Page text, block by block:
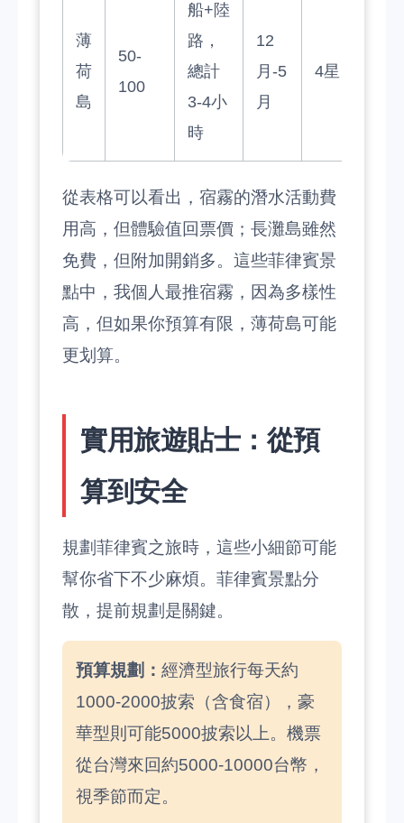
薄
荷
島
50-
100
船+陸
路，
總計
3-4小
時
12
月-5
月
4星
從表格可以看出，宿霧的潛水活動費
用高，但體驗值回票價；長灘島雖然
免費，但附加開銷多。這些菲律賓景
點中，我個人最推宿霧，因為多樣性
高，但如果你預算有限，薄荷島可能
更划算。
實用旅遊貼士：從預
算到安全
規劃菲律賓之旅時，這些小細節可能
幫你省下不少麻煩。菲律賓景點分
散，提前規劃是關鍵。
預算規劃： 經濟型旅行每天約
1000-2000披索（含食宿），豪
華型則可能5000披索以上。機票
從台灣來回約5000-10000台幣，
視季節而定。